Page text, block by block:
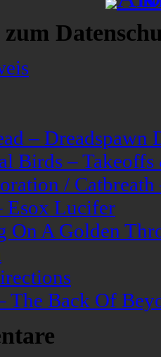
– Dreadspawn
Birds –
/
Esox Lucifer
On A Golden
The Back Of